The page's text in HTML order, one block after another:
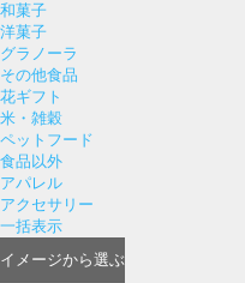
和菓子
洋菓子
グラノーラ
その他食品
花ギフト
米・雑穀
ペットフード
食品以外
アパレル
アクセサリー
一括表示
イメージから選ぶ